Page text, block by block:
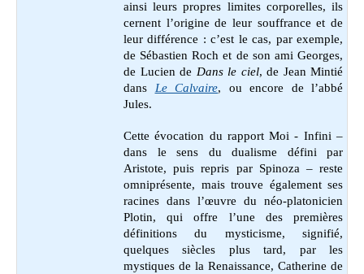
ainsi leurs propres limites corporelles, ils
cernent l’origine de leur souffrance et de
leur différence : c’est le cas, par exemple,
de Sébastien Roch et de son ami Georges,
de Lucien de Dans le ciel, de Jean Mintié
dans Le Calvaire, ou encore de l’abbé
Jules.
Cette évocation du rapport Moi - Infini –
dans le sens du dualisme défini par
Aristote, puis repris par Spinoza – reste
omniprésente, mais trouve également ses
racines dans l’œuvre du néo-platonicien
Plotin, qui offre l’une des premières
définitions du mysticisme, signifié,
quelques siècles plus tard, par les
mystiques de la Renaissance, Catherine de